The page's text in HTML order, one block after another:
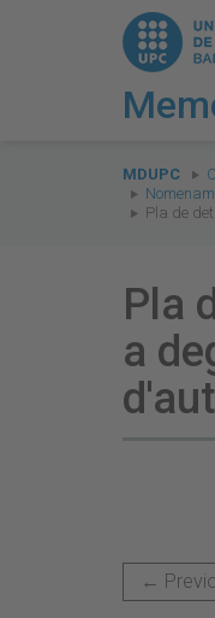
are
here:
MDUPC
Pla de
Pla
a
←